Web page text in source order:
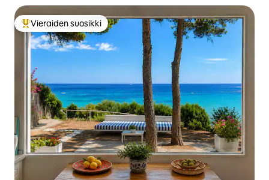
Vieraiden suosikkien parhaimmistoa
Vieraiden suosikki